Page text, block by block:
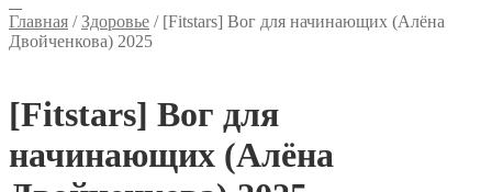
Главная /Здоровье / [Fitstars] Вог для начинающих (Алёна
Двойченкова) 2025
[Fitstars] Вог для
начинающих (Алёна